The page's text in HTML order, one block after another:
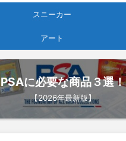
スニーカー
アート
PSAに必要な商品３選！
【2026年最新版】